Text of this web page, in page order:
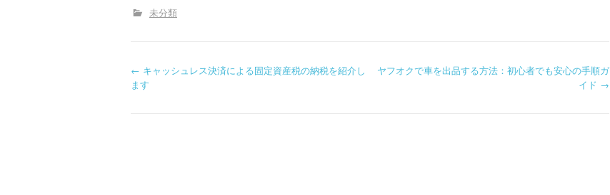
未分類
P
← キャッシュレス決済による固定資産税の納税を紹介し
ます
ヤフオクで車を出品する方法：初心者でも安心の手順ガ
イド →